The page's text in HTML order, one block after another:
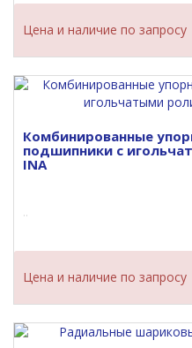
Цена и наличие по запросу
Комбинированные
подшипники с
INA
..
Цена и наличие по запросу